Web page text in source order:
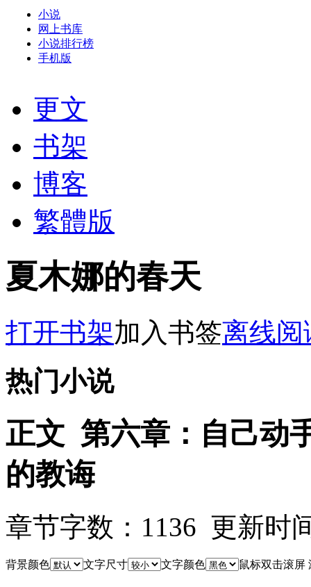
小说
网上书库
小说排行榜
手机版
更文
书架
博客
繁體版
夏木娜的春天
打开书架加入书签离线阅
热门小说
正文 第六章：自己动
的教诲
章节字数：1136 更新时
背景颜色 文字尺寸 文字颜色 鼠标双击滚屏